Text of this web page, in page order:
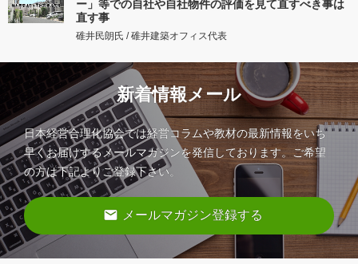
ー」等での自社や自社物件の評価を見て直すべき事は
直す事
碓井民朗氏 / 碓井建築オフィス代表
新着情報メール
日本経営合理化協会では経営コラムや教材の最新情報をいち
早くお届けするメールマガジンを発信しております。ご希望
の方は下記よりご登録下さい。
email メールマガジン登録する